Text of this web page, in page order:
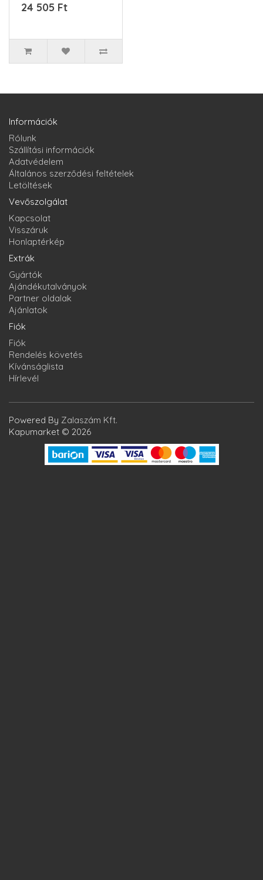
működés..
24 505 Ft
Információk
Rólunk
Szállítási információk
Adatvédelem
Általános szerződési feltételek
Letöltések
Vevőszolgálat
Kapcsolat
Visszáruk
Honlaptérkép
Extrák
Gyártók
Ajándékutalványok
Partner oldalak
Ajánlatok
Fiók
Fiók
Rendelés követés
Kívánságlista
Hírlevél
Powered By Zalaszám Kft.
Kapumarket © 2026